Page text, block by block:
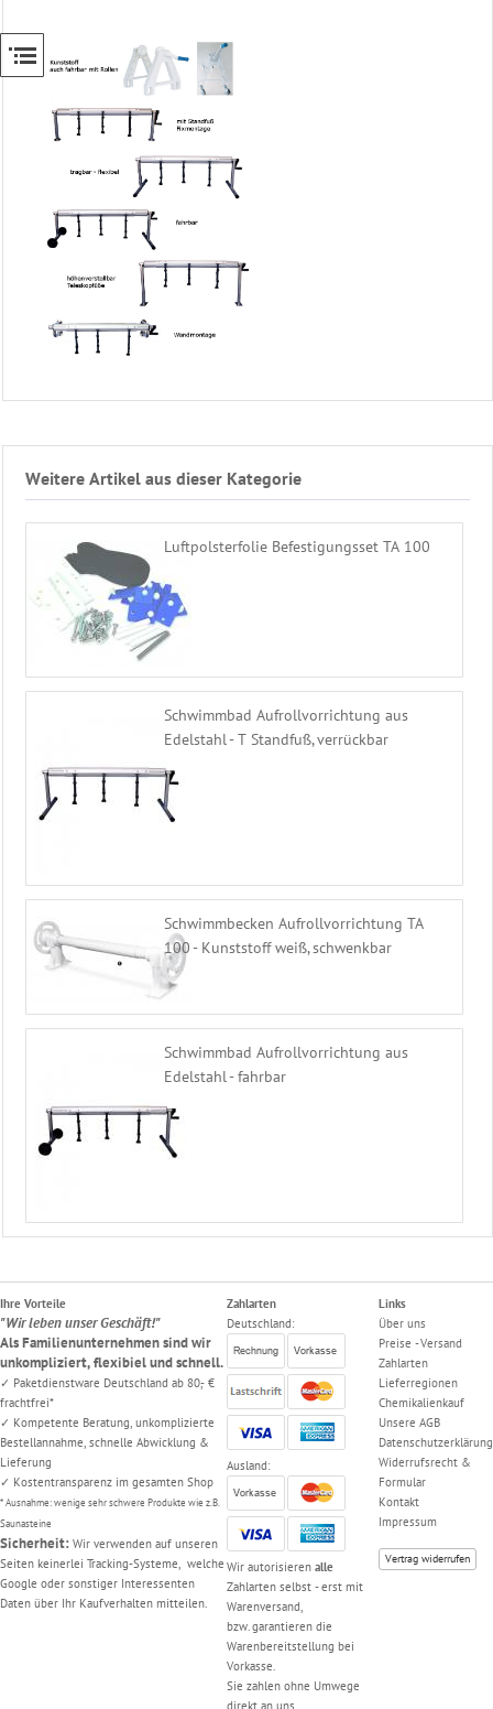
Weitere Artikel aus dieser Kategorie
Luftpolsterfolie Befestigungsset TA 100
Schwimmbad Aufrollvorrichtung aus
Edelstahl - T Standfuß, verrückbar
Schwimmbecken Aufrollvorrichtung TA
100 - Kunststoff weiß, schwenkbar
Schwimmbad Aufrollvorrichtung aus
Edelstahl - fahrbar
Freizeitliege
Unser
Sauna
Ihre Vorteile
"Wir leben unser Geschäft!"
Als Familienunternehmen sind wir
unkompliziert, flexibiel und schnell.
✓ Paketdienstware Deutschland ab 80,- €
frachtfrei*
✓ Kompetente Beratung, unkomplizierte
Bestellannahme, schnelle Abwicklung &
Lieferung
✓ Kostentransparenz im gesamten Shop
* Ausnahme: wenige sehr schwere Produkte wie z.B.
Saunasteine
Sicherheit: Wir verwenden auf unseren
Seiten keinerlei Tracking-Systeme, welche
Google oder sonstiger Interessenten
Daten über Ihr Kaufverhalten mitteilen.
Zahlarten
Deutschland:
Ausland:
Wir autorisierenalle
Zahlarten selbst - erst mit
Warenversand,
bzw. garantieren die
Warenbereitstellung bei
Vorkasse.
Sie zahlen ohne Umwege
direkt an uns.
Links
Über uns
Preise - Versand
Zahlarten
Lieferregionen
Chemikalienkauf
Unsere AGB
Datenschutzerklärung
Widerrufsrecht &
Formular
Kontakt
Impressum
Vertrag widerrufen